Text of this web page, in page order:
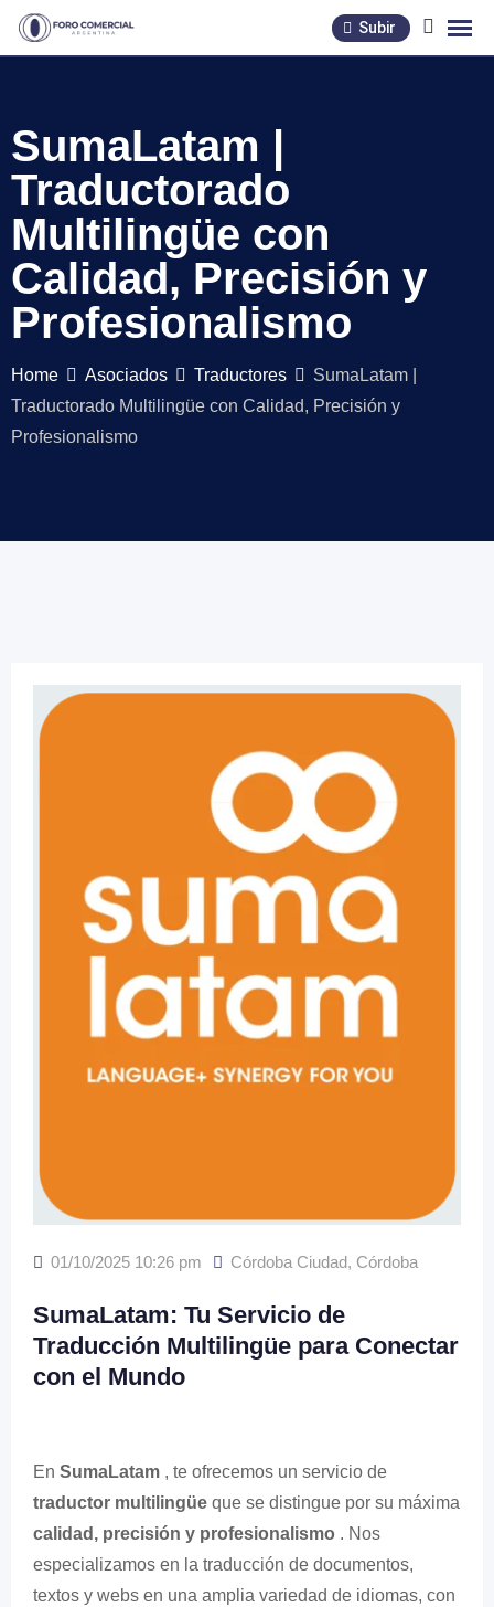
Skip
Subir
SumaLatam |
Traductorado
Multilingüe con
Calidad, Precisión y
Profesionalismo
Home Asociados Traductores
SumaLatam |
Traductorado Multilingüe con Calidad, Precisión y
Profesionalismo
01/10/2025 10:26 pm Córdoba Ciudad, Córdoba
SumaLatam: Tu Servicio de
Traducción Multilingüe para Conectar
con el Mundo
En SumaLatam , te ofrecemos un servicio de
traductor multilingüe que se distingue por su máxima
calidad, precisión y profesionalismo . Nos
especializamos en la traducción de documentos,
textos y webs en una amplia variedad de idiomas, con